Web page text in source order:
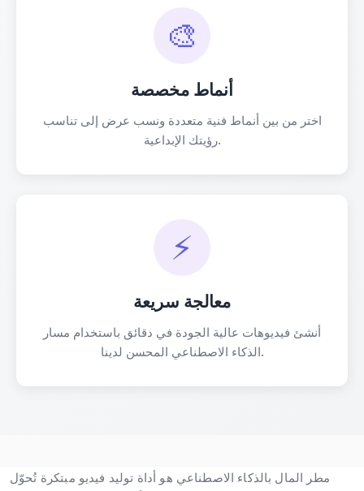
🎨
أنماط مخصصة
اختر من بين أنماط فنية متعددة ونسب عرض إلى تناسب
رؤيتك الإبداعية.
⚡
معالجة سريعة
أنشئ فيديوهات عالية الجودة في دقائق باستخدام مسار
الذكاء الاصطناعي المحسن لدينا.
مطر المال بالذكاء الاصطناعي هو أداة توليد فيديو مبتكرة تُحوّل